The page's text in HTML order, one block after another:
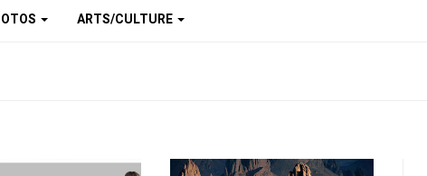
ARTS/CULTURE